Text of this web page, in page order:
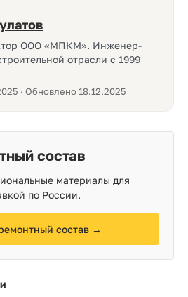
ООО «МПКМ». Инженер-
отрасли с 1999
· Обновлено 18.12.2025
состав
материалы для
по России.
состав →